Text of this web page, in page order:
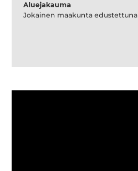
Aluejakauma
Jokainen maakunta edustettuna